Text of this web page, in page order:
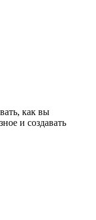
как вы
и создавать